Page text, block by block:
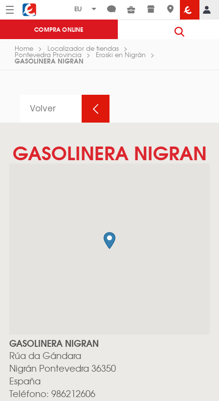
Menú Eroski
COMPRA ONLINE
Home Localizador de tiendas
Pontevedra Provincia Eroski en Nigrán
GASOLINERA NIGRAN
Volver
GASOLINERA NIGRAN
GASOLINERA NIGRAN
Rúa da Gándara
Nigrán Pontevedra 36350
España
Teléfono: 986212606